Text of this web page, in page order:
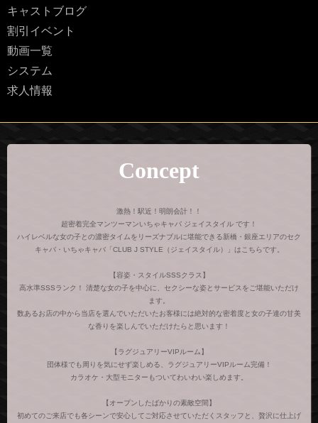
キャストブログ
割引イベント
動画一覧
システム
求人情報
Concept
激熱！駅近！明朗会計！！
超密着完全マンツーマンいちゃキャバ ジェイスタイル です！
ハイレベルな女の子との濃密タイムをリーズナブルに堪能できる新橋・銀座エリアのセク
キャバ・いちゃキャバ「CLUB J STYLE（ジェイスタイル）」はこちらです。
【容姿・スタイルSSSクラス】
高水準SSSランク！ 清楚な女の子を中心に、セクシーな姿とサービスをご堪能いただけ
ます。
数あるお店の中から当店を選んでいただいたお客様には絶対的な密着度と女の子達の甘美
な香りを楽しんでいただけたらと思います！
【ラグジュアリーVIPルーム】
団体様でも周りを気にせず楽しめる、ラグジュアリーVIPルーム完備！
カラオケ・大型モニターもついてわいわい楽しめます。
【オープンしたばかりの素敵空間】
初めてのご来店でも各シーンで安心してご対応させていただくスタッフと、贅沢に仕上げ